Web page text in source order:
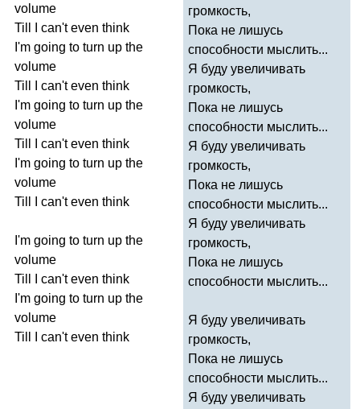
volume
Till
can't even think
I'm going to turn up the
volume
Till
can't even think
I'm going to turn up the
volume
Till
can't even think
I'm going to turn up the
volume
Till
can't even think
I'm going to turn up the
volume
Till
can't even think
I'm going to turn up the
volume
Till
can't even think
громкость,
Пока не лишусь
способности мыслить...
Я буду увеличивать
громкость,
Пока не лишусь
способности мыслить...
Я буду увеличивать
громкость,
Пока не лишусь
способности мыслить...
Я буду увеличивать
громкость,
Пока не лишусь
способности мыслить...
Я буду увеличивать
громкость,
Пока не лишусь
способности мыслить...
Я буду увеличивать